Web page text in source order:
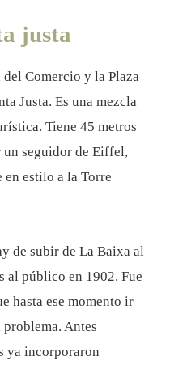
justa
Comercio y la Plaza
Justa. Es una mezcla
Tiene 45 metros
seguidor de Eiffel,
en estilo a la Torre
de subir de La Baixa al
al público en 1902. Fue
hasta ese momento ir
Antes
ya incorporaron